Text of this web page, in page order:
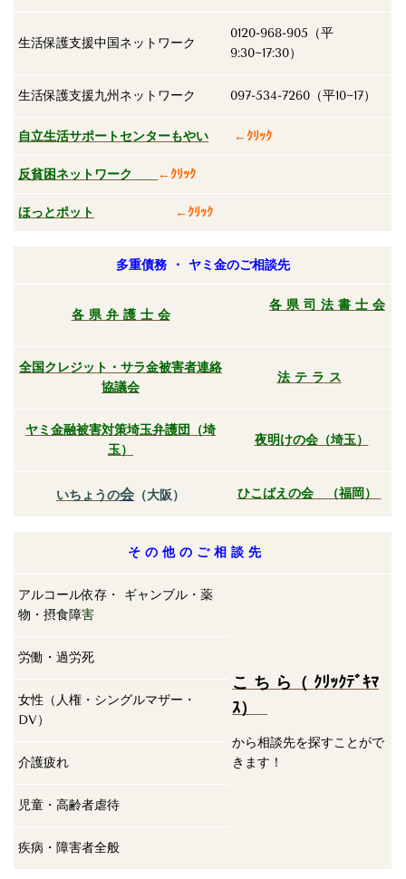
生活保護支援中国ネットワーク
0120-968-905（平
9:30~17:30）
生活保護支援九州ネットワーク 097-534-7260（平10~17）
自立生活サポートセンターもやい ←ｸﾘｯｸ
反貧困ネットワーク ←ｸﾘｯｸ
ほっとポット ←ｸﾘｯｸ
多重債務 ・ ヤミ金のご相談先
各 県 弁 護 士 会
各 県 司 法 書 士 会
全国クレジット・サラ金被害者連絡
協議会
法 テ ラ ス
ヤミ金融被害対策埼玉弁護団（埼
玉）
夜明けの会（埼玉）
いちょ うの会 （大阪） ひこばえの会 （福岡）
そ の 他 の ご 相 談 先
アルコール依存・ ギャンブル・薬
物・摂食障害
こ ち ら（ ｸﾘｯｸﾃﾞｷﾏ
ｽ）
から相談先を探すことがで
きます！
労働・過労死
女性（人権・シングルマザー・
DV）
介護疲れ
児童・高齢者虐待
疾病・障害者全般